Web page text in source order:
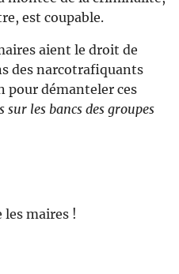
est coupable.
aient le droit de
des narcotrafiquants
pour démanteler ces
sur les bancs des groupes
les maires !